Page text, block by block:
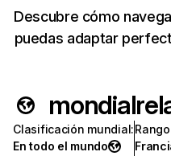
Descubre cómo
puedas adaptar
Clasificación mundial:
En todo el mundo